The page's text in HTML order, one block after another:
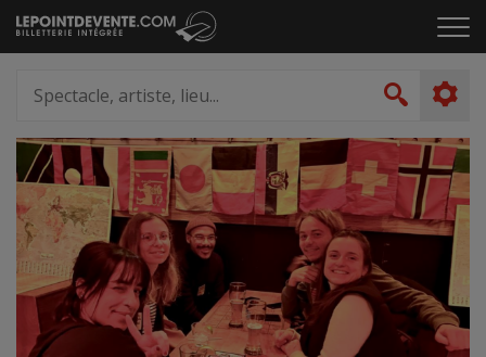
Passer
au
le
artiste,
lieu...